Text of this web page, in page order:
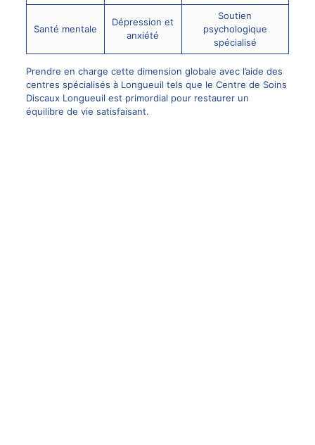
Santé mentale
Dépression et
anxiété
Soutien
psychologique
spécialisé
Prendre en charge cette dimension globale avec l’aide des
centres spécialisés à Longueuil tels que le Centre de Soins
Discaux Longueuil est primordial pour restaurer un
équilibre de vie satisfaisant.